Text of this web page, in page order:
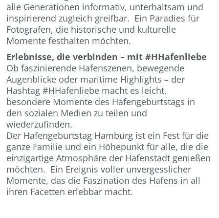
alle Generationen informativ, unterhaltsam und
inspirierend zugleich greifbar. ​ Ein Paradies für
Fotografen, die historische und kulturelle
Momente festhalten möchten.
Erlebnisse, die verbinden – mit #HHafenliebe ​
Ob faszinierende Hafenszenen, bewegende
Augenblicke oder maritime Highlights – der
Hashtag #HHafenliebe macht es leicht,
besondere Momente des Hafengeburtstags in
den sozialen Medien zu teilen und
wiederzufinden. ​
Der Hafengeburtstag Hamburg ist ein Fest für die
ganze Familie und ein Höhepunkt für alle, die die
einzigartige Atmosphäre der Hafenstadt genießen
möchten. ​ Ein Ereignis voller unvergesslicher
Momente, das die Faszination des Hafens in all
ihren Facetten erlebbar macht. ​